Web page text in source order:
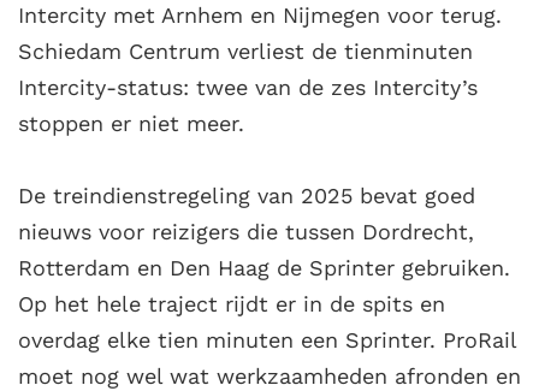
Intercity met Arnhem en Nijmegen voor terug.
Schiedam Centrum verliest de tienminuten
Intercity-status: twee van de zes Intercity’s
stoppen er niet meer.
De treindienstregeling van 2025 bevat goed
nieuws voor reizigers die tussen Dordrecht,
Rotterdam en Den Haag de Sprinter gebruiken.
Op het hele traject rijdt er in de spits en
overdag elke tien minuten een Sprinter. ProRail
moet nog wel wat werkzaamheden afronden en